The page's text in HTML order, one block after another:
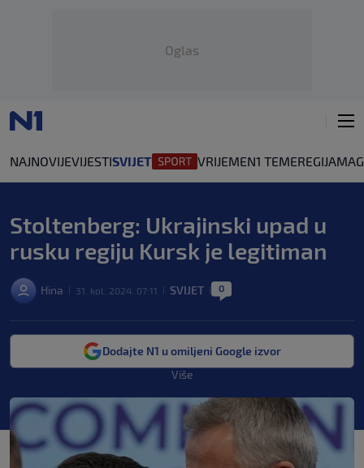
Oglas
NAJNOVIJEVIJESTISVIJET VRIJEMEN1 TEMEREGIJA
Stoltenberg: Ukrajinski upad u
rusku regiju Kursk je legitiman
Hina 31. kol. 2024. 07:11 SVIJET 0
Dodajte N1 u omiljeni Google izvor
Više